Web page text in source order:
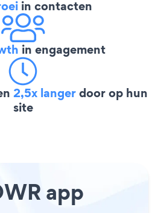
in contacten
in engagement
2,5x langerdoor op hun
site
app